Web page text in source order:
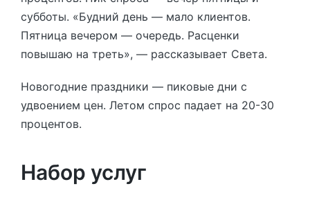
субботы. «Будний день — мало клиентов.
Пятница вечером — очередь. Расценки
повышаю на треть», — рассказывает Света.
Новогодние праздники — пиковые дни с
удвоением цен. Летом спрос падает на 20-30
процентов.
Набор услуг